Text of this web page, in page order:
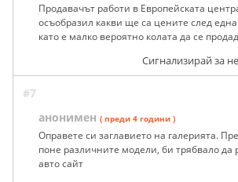
Продавачът работи в Европейската
осъобразил какви ще са цените след
като е малко вероятно колата да се
Сигнализирай за
#7
анонимен ( преди 4 години )
Оправете си заглавието на галерията.
поне различните модели, би трябвало да
авто сайт